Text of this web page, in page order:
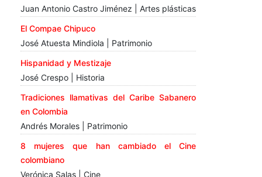
Juan Antonio Castro Jiménez | Artes plásticas
El Compae Chipuco
José Atuesta Mindiola | Patrimonio
Hispanidad y Mestizaje
José Crespo | Historia
Tradiciones llamativas del Caribe Sabanero
en Colombia
Andrés Morales | Patrimonio
8 mujeres que han cambiado el Cine
colombiano
Verónica Salas | Cine